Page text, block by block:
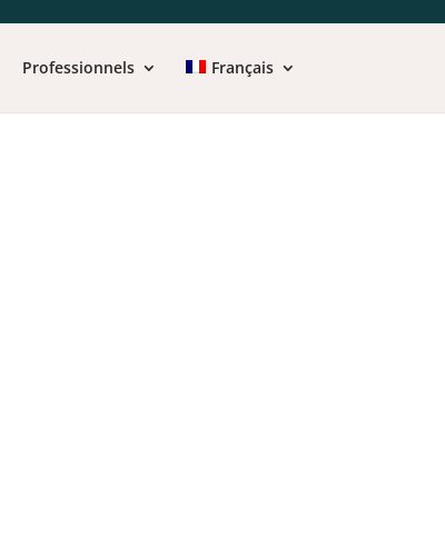
Professionnels Français